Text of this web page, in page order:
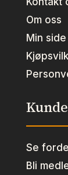
Om oss
Min side
Se
Bli